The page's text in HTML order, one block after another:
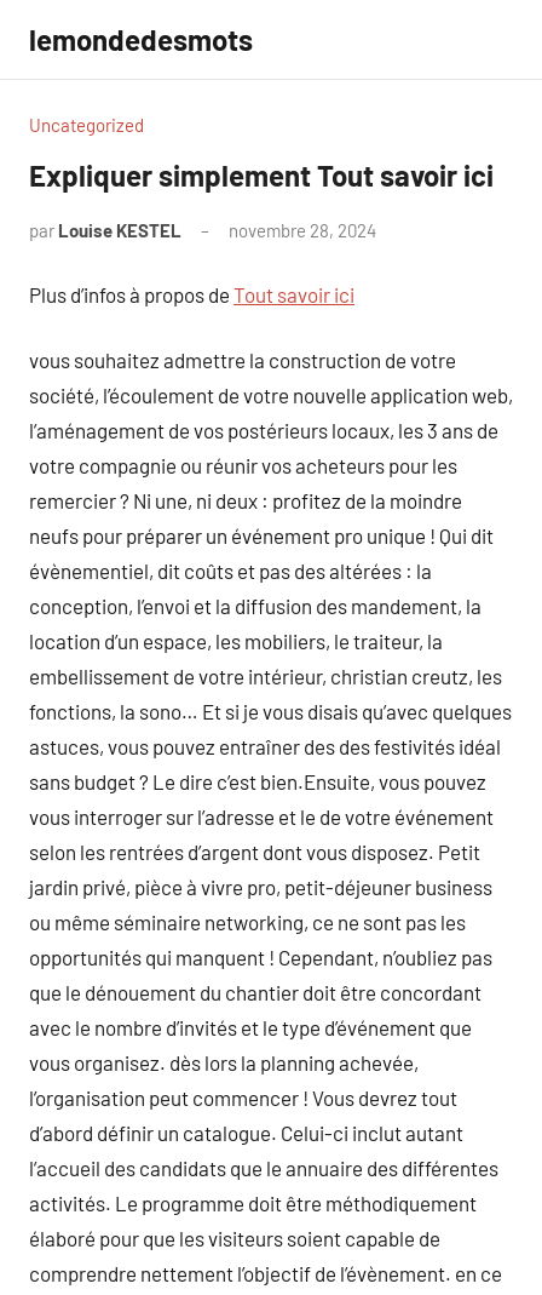
contenu
lemondedesmots
Uncategorized
Expliquer simplement Tout savoir ici
par Louise KESTEL novembre 28, 2024
Plus d’infos à propos de Tout savoir ici
vous souhaitez admettre la construction de votre
société, l’écoulement de votre nouvelle application web,
l’aménagement de vos postérieurs locaux, les 3 ans de
votre compagnie ou réunir vos acheteurs pour les
remercier ? Ni une, ni deux : profitez de la moindre
neufs pour préparer un événement pro unique ! Qui dit
évènementiel, dit coûts et pas des altérées : la
conception, l’envoi et la diffusion des mandement, la
location d’un espace, les mobiliers, le traiteur, la
embellissement de votre intérieur, christian creutz, les
fonctions, la sono… Et si je vous disais qu’avec quelques
astuces, vous pouvez entraîner des des festivités idéal
sans budget ? Le dire c’est bien.Ensuite, vous pouvez
vous interroger sur l’adresse et le de votre événement
selon les rentrées d’argent dont vous disposez. Petit
jardin privé, pièce à vivre pro, petit-déjeuner business
ou même séminaire networking, ce ne sont pas les
opportunités qui manquent ! Cependant, n’oubliez pas
que le dénouement du chantier doit être concordant
avec le nombre d’invités et le type d’événement que
vous organisez. dès lors la planning achevée,
l’organisation peut commencer ! Vous devrez tout
d’abord définir un catalogue. Celui-ci inclut autant
l’accueil des candidats que le annuaire des différentes
activités. Le programme doit être méthodiquement
élaboré pour que les visiteurs soient capable de
comprendre nettement l’objectif de l’évènement. en ce